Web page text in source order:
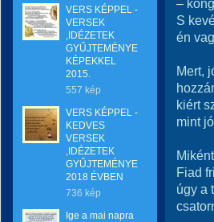
VERS KÉPPEL -
VERSEK
,IDÉZETEK
GYŰJTEMÉNYE
KÉPEKKEL
2015.
557 kép
VERS KÉPPEL -
KEDVES
VERSEK
,IDÉZETEK
GYŰJTEMÉNYE
2018 ÉVBEN
736 kép
Ige a mai napra
–
S
én
Mert,
kiért
mint
Fiad
úgy a